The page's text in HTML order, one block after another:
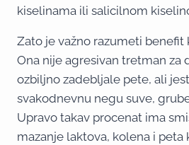
kiselinama ili salicilnom
Zato je važno razumeti benefit
Ona nije agresivan tretman za
ozbiljno zadebljale pete, ali
svakodnevnu negu suve,
Upravo takav procenat ima
mazanje laktova, kolena i peta